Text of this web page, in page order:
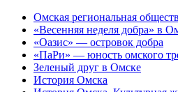
Омская региональная
«Весенняя неделя добра» в
«Оазис» — островок добра
«ПаРи» — юность омского
Зеленый друг в Омске
История Омска